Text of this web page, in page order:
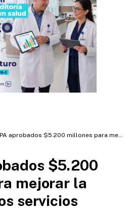
aprobados $5.200 millones para mejorar la calidad de los servicios
$5.200
mejorar la
servicios